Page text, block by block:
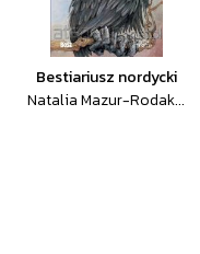
Bestiariusz nordycki
Natalia Mazur-Rodak...